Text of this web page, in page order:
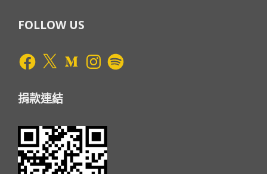
FOLLOW US
Facebook
X MediumInstagram
Spotify
捐款連結